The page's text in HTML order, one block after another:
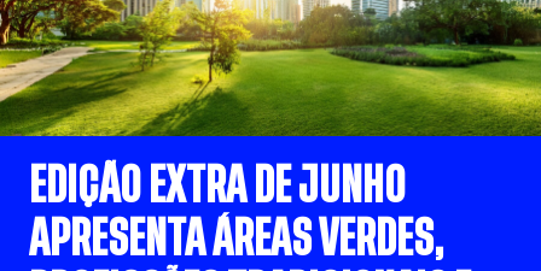
EDIÇÃO EXTRA DE JUNHO
APRESENTA ÁREAS VERDES,